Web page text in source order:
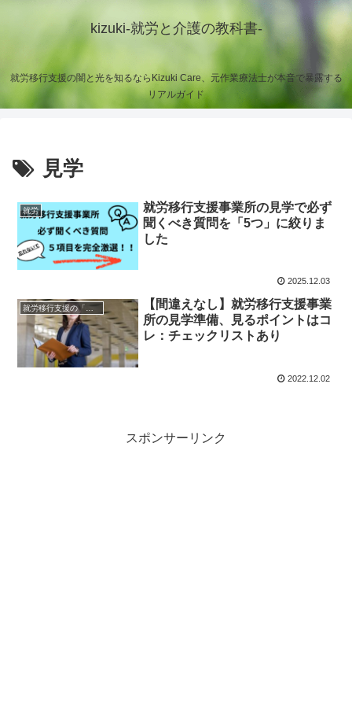
kizuki-就労と介護の教科書-
就労移行支援の闇と光を知るならKizuki Care、元作業療法士が本音で暴露する
リアルガイド
見学
就労
就労移行支援事業所の見学で必ず
聞くべき質問を「5つ」に絞りま
した
2025.12.03
就労移行支援の「光」
【間違えなし】就労移行支援事業
所の見学準備、見るポイントはコ
レ：チェックリストあり
2022.12.02
スポンサーリンク